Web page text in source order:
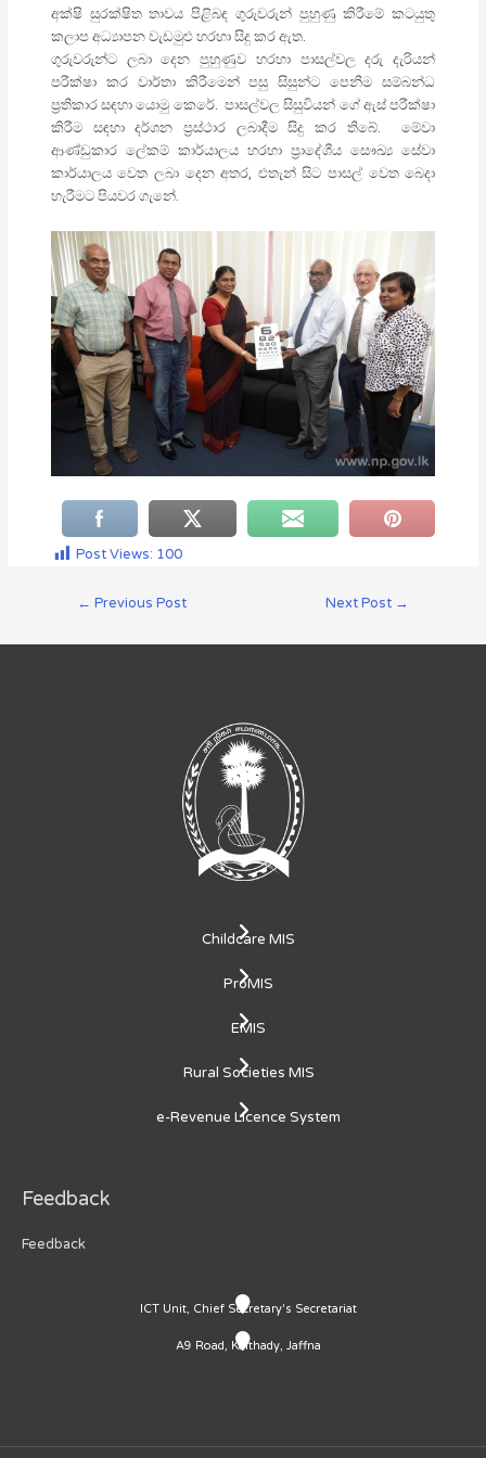
අක්ෂි සුරක්ෂිත තාවය පිළිබඳ ගුරුවරුන් පුහුණු කිරීමේ කටයුතු
කලාප අධ්‍යාපන වැඩමුළු හරහා සිදු කර ඇත.
ගුරුවරුන්ට ලබා දෙන පුහුණුව හරහා පාසල්වල දරු දැරියන්
පරීක්ෂා කර වාර්තා කිරීමෙන් පසු සිසුන්ට පෙනීම සම්බන්ධ
ප්‍රතිකාර සඳහා යොමු කෙරේ. පාසල්වල සිසුවියන් ගේ ඇස් පරීක්ෂා
කිරීම සඳහා දර්ශන ප්‍රස්ථාර ලබාදීම සිදු කර තිබේ. මේවා
ආණ්ඩුකාර ලේකම් කාර්යාලය හරහා ප්‍රාදේශීය සෞඛ්‍ය සේවා
කාර්යාලය වෙත ලබා දෙන අතර, එතැන් සිට පාසල් වෙත බෙදා
හැරීමට පියවර ගැනේ.
Post Views: 100
← Previous Post Next Post →
Childcare MIS
ProMIS
EMIS
Rural Societies MIS
e-Revenue Licence System
Feedback
Feedback
ICT Unit, Chief Secretary's Secretariat
A9 Road, Kaithady, Jaffna